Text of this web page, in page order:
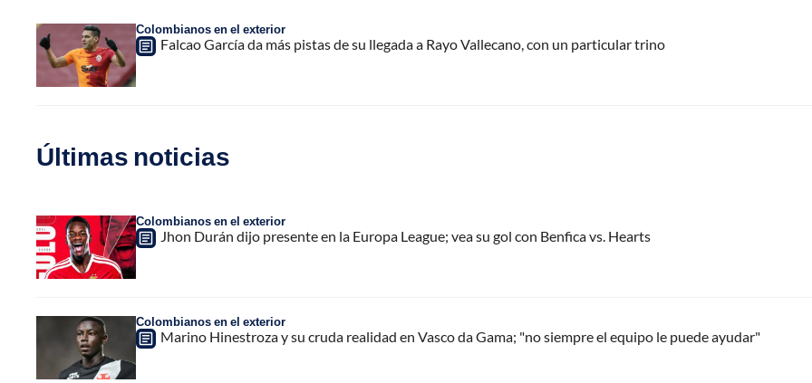
Colombianos en el exterior
Falcao García da más pistas de su llegada a Rayo Vallecano, con un particular trino
Últimas noticias
Colombianos en el exterior
Jhon Durán dijo presente en la Europa League; vea su gol con Benfica vs. Hearts
Colombianos en el exterior
Marino Hinestroza y su cruda realidad en Vasco da Gama; "no siempre el equipo le puede ayudar"